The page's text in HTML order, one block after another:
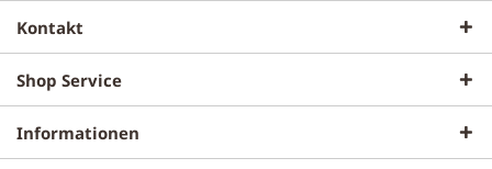
Kontakt
Shop Service
Informationen